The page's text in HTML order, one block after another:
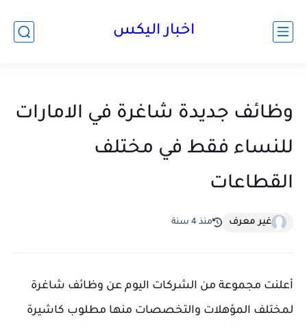
اخبار اليكس
وظائف جديدة شاغرة في الامارات
للنساء فقط في مختلف
القطاعات
غير معرف منذ 4 سنة
أعلنت مجموعة من الشركات اليوم عن وظائف شاغرة
لمختلف المؤهلات والتخصصات منها مطلوب كاشيرة